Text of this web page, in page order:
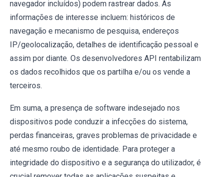
navegador incluídos) podem rastrear dados. As
informações de interesse incluem: históricos de
navegação e mecanismo de pesquisa, endereços
IP/geolocalização, detalhes de identificação pessoal e
assim por diante. Os desenvolvedores API rentabilizam
os dados recolhidos que os partilha e/ou os vende a
terceiros.
Em suma, a presença de software indesejado nos
dispositivos pode conduzir a infecções do sistema,
perdas financeiras, graves problemas de privacidade e
até mesmo roubo de identidade. Para proteger a
integridade do dispositivo e a segurança do utilizador, é